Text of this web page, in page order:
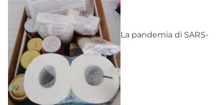
La pandemia di SARS-